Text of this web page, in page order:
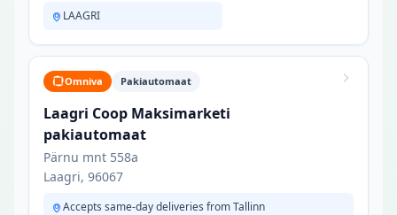
LAAGRI
Omniva Pakiautomaat
Laagri Coop Maksimarketi
pakiautomaat
Pärnu mnt 558a
Laagri, 96067
Accepts same-day deliveries from Tallinn